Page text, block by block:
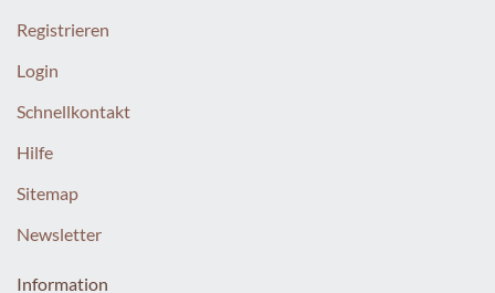
Registrieren
Login
Schnellkontakt
Hilfe
Sitemap
Newsletter
Information